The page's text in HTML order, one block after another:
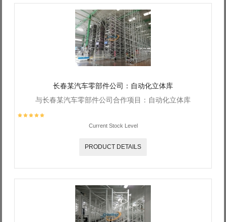
长春某汽车零部件公司：自动化立体库
与长春某汽车零部件公司合作项目：自动化立体库
Current Stock Level
PRODUCT DETAILS